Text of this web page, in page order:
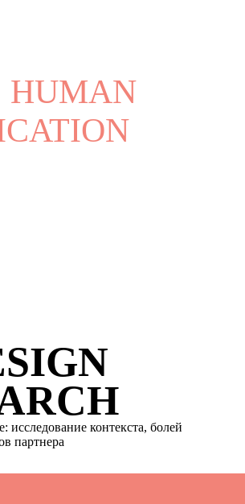
HUMAN
исследование контекста, болей
партнера